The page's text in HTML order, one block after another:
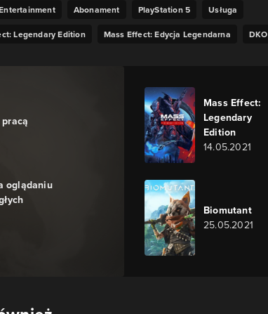
Abonament PlayStation 5 Usługa
Legendary Edition Mass Effect: Edycja Legendarna DKO
oglądaniu
Mass Effect:
Legendary
Edition
14.05.2021
Biomutant
25.05.2021